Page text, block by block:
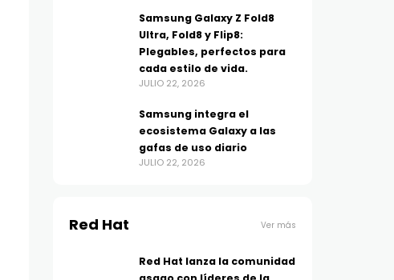
Samsung Galaxy Z Fold8
Ultra, Fold8 y Flip8:
Plegables, perfectos para
cada estilo de vida.
JULIO 22, 2026
Samsung integra el
ecosistema Galaxy a las
gafas de uso diario
JULIO 22, 2026
Red Hat Ver más
Red Hat lanza la comunidad